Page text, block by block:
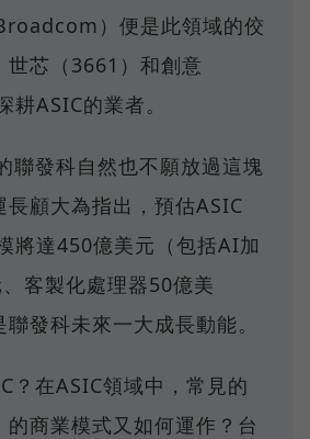
）便是此領域的佼
世芯（3661）和創意
耕ASIC的業者。
聯發科自然也不願放過這塊
長顧大為指出，預估ASIC
將達450億美元（包括AI加
客製化處理器50億美
發科未來一大成長動能。
？在ASIC領域中，常見的
的商業模式又如何運作？台